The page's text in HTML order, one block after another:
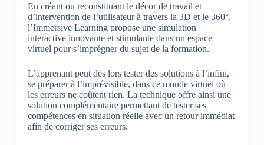
En créant ou reconstituant le décor de travail et
d’intervention de l’utilisateur à travers la 3D et le 360°,
l’Immersive Learning propose une simulation
interactive innovante et stimulante dans un espace
virtuel pour s’imprégner du sujet de la formation.
L’apprenant peut dès lors tester des solutions à l’infini,
se préparer à l’imprévisible, dans ce monde virtuel où
les erreurs ne coûtent rien. La technique offre ainsi une
solution complémentaire permettant de tester ses
compétences en situation réelle avec un retour immédiat
afin de corriger ses erreurs.